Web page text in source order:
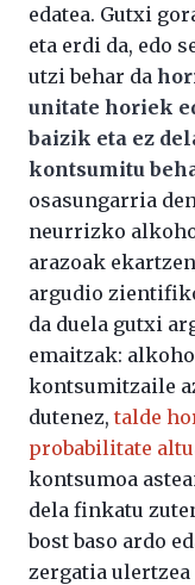
edatea. Gutxi
eta erdi da, edo
utzi behar da
unitate horiek
baizik eta ez
kontsumitu
osasungarria
neurrizko
arazoak
argudio
da duela gutxi
emaitzak:
kontsumitzaile
dutenez, talde
probabilitate
kontsumoa
dela finkatu
bost baso ardo
zergatia